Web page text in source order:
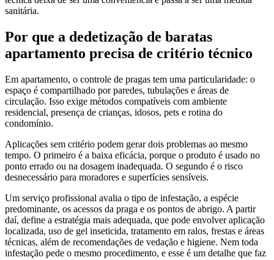
sanitária.
Por que a dedetização de baratas
apartamento precisa de critério técnico
Em apartamento, o controle de pragas tem uma particularidade: o
espaço é compartilhado por paredes, tubulações e áreas de
circulação. Isso exige métodos compatíveis com ambiente
residencial, presença de crianças, idosos, pets e rotina do
condomínio.
Aplicações sem critério podem gerar dois problemas ao mesmo
tempo. O primeiro é a baixa eficácia, porque o produto é usado no
ponto errado ou na dosagem inadequada. O segundo é o risco
desnecessário para moradores e superfícies sensíveis.
Um serviço profissional avalia o tipo de infestação, a espécie
predominante, os acessos da praga e os pontos de abrigo. A partir
daí, define a estratégia mais adequada, que pode envolver aplicação
localizada, uso de gel inseticida, tratamento em ralos, frestas e áreas
técnicas, além de recomendações de vedação e higiene. Nem toda
infestação pede o mesmo procedimento, e esse é um detalhe que faz